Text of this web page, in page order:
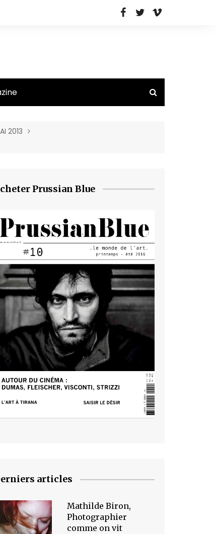
2013
Prussian Blue
articles
Mathilde Biron,
Photographier
comme on vit